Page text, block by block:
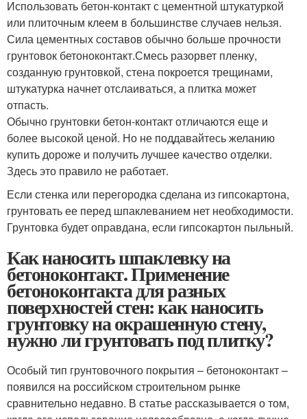
Использовать бетон-контакт с цементной штукатуркой
или плиточным клеем в большинстве случаев нельзя.
Сила цементных составов обычно больше прочности
грунтовок бетоноконтакт.Смесь разорвет пленку,
созданную грунтовкой, стена покроется трещинами,
штукатурка начнет отслаиваться, а плитка может
отпасть.
Обычно грунтовки бетон-контакт отличаются еще и
более высокой ценой. Но не поддавайтесь желанию
купить дороже и получить лучшее качество отделки.
Здесь это правило не работает.
Если стенка или перегородка сделана из гипсокартона,
грунтовать ее перед шпаклеванием нет необходимости.
Грунтовка будет оправдана, если гипсокартон пыльный.
Как наносить шпаклевку на
бетоноконтакт. Применение
бетоноконтакта для разных
поверхностей стен: как наносить
грунтовку на окрашенную стену,
нужно ли грунтовать под плитку?
Особый тип грунтовочного покрытия – бетоноконтакт –
появился на российском строительном рынке
сравнительно недавно. В статье рассказывается о том,